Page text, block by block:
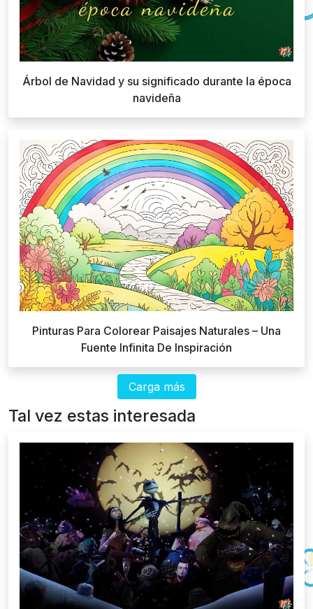
Árbol de Navidad y su significado durante la época
navideña
Pinturas Para Colorear Paisajes Naturales – Una
Fuente Infinita De Inspiración
Carga más
Tal vez estas interesada